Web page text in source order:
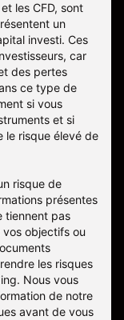
les CFD, sont
un
investi. Ces
car
des pertes
ce type de
si vous
et si
le risque élevé de
risque de
présentes
tiennent pas
objectifs ou
les risques
Nous vous
de notre
avant de vous